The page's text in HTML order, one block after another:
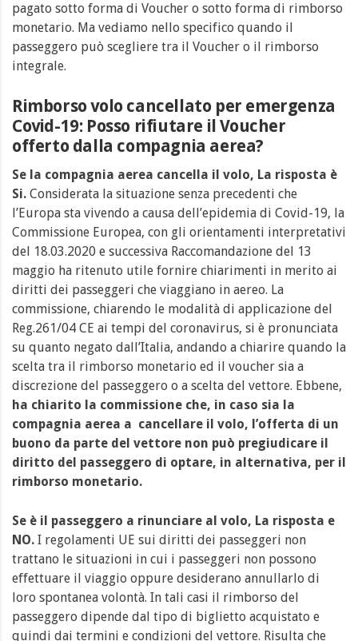
pagato sotto forma di Voucher o sotto forma di rimborso
monetario. Ma vediamo nello specifico quando il
passeggero può scegliere tra il Voucher o il rimborso
integrale.
Rimborso volo cancellato per emergenza
Covid-19: Posso rifiutare il Voucher
offerto dalla compagnia aerea?
Se la compagnia aerea cancella il volo, La risposta è
Si. Considerata la situazione senza precedenti che
l’Europa sta vivendo a causa dell’epidemia di Covid-19, la
Commissione Europea, con gli orientamenti interpretativi
del 18.03.2020 e successiva Raccomandazione del 13
maggio ha ritenuto utile fornire chiarimenti in merito ai
diritti dei passeggeri che viaggiano in aereo. La
commissione, chiarendo le modalità di applicazione del
Reg.261/04 CE ai tempi del coronavirus, si è pronunciata
su quanto negato dall’Italia, andando a chiarire quando la
scelta tra il rimborso monetario ed il voucher sia a
discrezione del passeggero o a scelta del vettore. Ebbene,
ha chiarito la commissione che, in caso sia la
compagnia aerea a cancellare il volo, l’offerta di un
buono da parte del vettore non può pregiudicare il
diritto del passeggero di optare, in alternativa, per il
rimborso monetario.
Se è il passeggero a rinunciare al volo, La risposta e
NO. I regolamenti UE sui diritti dei passeggeri non
trattano le situazioni in cui i passeggeri non possono
effettuare il viaggio oppure desiderano annullarlo di
loro spontanea volontà. In tali casi il rimborso del
passeggero dipende dal tipo di biglietto acquistato e
quindi dai termini e condizioni del vettore. Risulta che